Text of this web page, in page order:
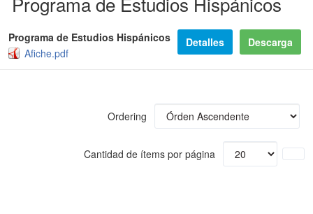
Programa de Estudios Hispánicos
Afiche.pdf
Descarga
Detalles
Ordering
Cantidad de ítems por página